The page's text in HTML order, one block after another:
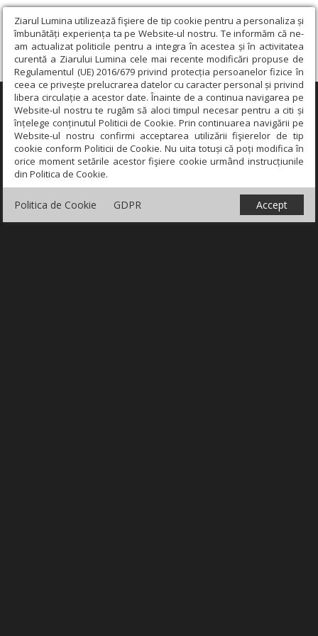
Ziarul Lumina utilizează fişiere de tip cookie pentru a personaliza și
îmbunătăți experiența ta pe Website-ul nostru. Te informăm că ne-
am actualizat politicile pentru a integra în acestea și în activitatea
curentă a Ziarului Lumina cele mai recente modificări propuse de
Regulamentul (UE) 2016/679 privind protecția persoanelor fizice în
ceea ce privește prelucrarea datelor cu caracter personal și privind
libera circulație a acestor date. Înainte de a continua navigarea pe
Website-ul nostru te rugăm să aloci timpul necesar pentru a citi și
înțelege conținutul Politicii de Cookie. Prin continuarea navigării pe
Website-ul nostru confirmi acceptarea utilizării fişierelor de tip
cookie conform Politicii de Cookie. Nu uita totuși că poți modifica în
orice moment setările acestor fişiere cookie urmând instrucțiunile
din Politica de Cookie.
Politica de Cookie GDPR Accept
×